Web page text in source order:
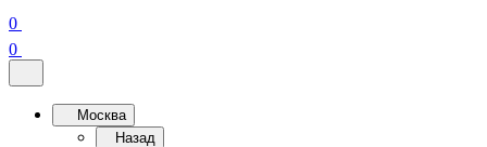
0
0
Москва
Назад